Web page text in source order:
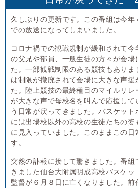
久しぶりの更新です。この番組は今年
での放送になってしまいました。
コロナ禍での観戦規制が緩和されて今
の父兄や部員、一般生徒の方々が会場
た。一部観戦制限のある競技もありま
は制限が撤廃されて会場に大きな声援
た。陸上競技の最終種目のマイルリレ
が大きな声で母校名を叫んで応援して
う日常が戻ってきました。バスケット
には出場校以外の高校の生徒たちの姿
に見入っていました。このままこの日
す。
突然の訃報に接して驚きました。番組
きました仙台大附属明成高校バスケッ
監督が６月８日に亡くなりました。前